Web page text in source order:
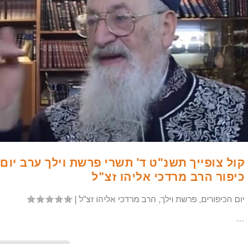
קול צופייך תשנ"ט ד' תשרי פרשת וילך ערב יום
כיפור הרב מרדכי אליהו זצ"ל
יום הכיפורים, פרשת וילך, הרב מרדכי אליהו זצ"ל|